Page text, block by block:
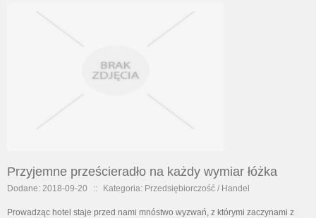
Przyjemne prześcieradło na każdy wymiar łóżka
Dodane: 2018-09-20 :: Kategoria: Przedsiębiorczość / Handel
Prowadząc hotel staje przed nami mnóstwo wyzwań, z którymi zaczynami z